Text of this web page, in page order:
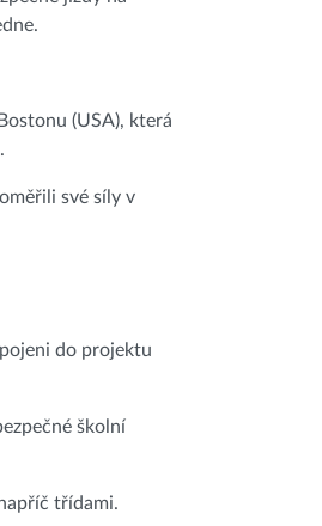
(USA), která
své síly v
do projektu
školní
třídami.